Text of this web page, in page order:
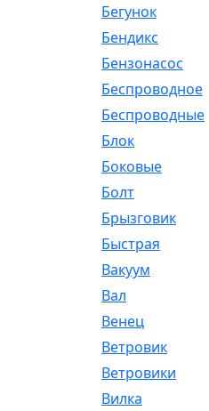
Бегунок
Бендикс
Бензонасос
Беспроводное
Беспроводные
Блок
Боковые
Болт
Брызговик
Быстрая
Вакуум
Вал
Венец
Ветровик
Ветровики
Вилка